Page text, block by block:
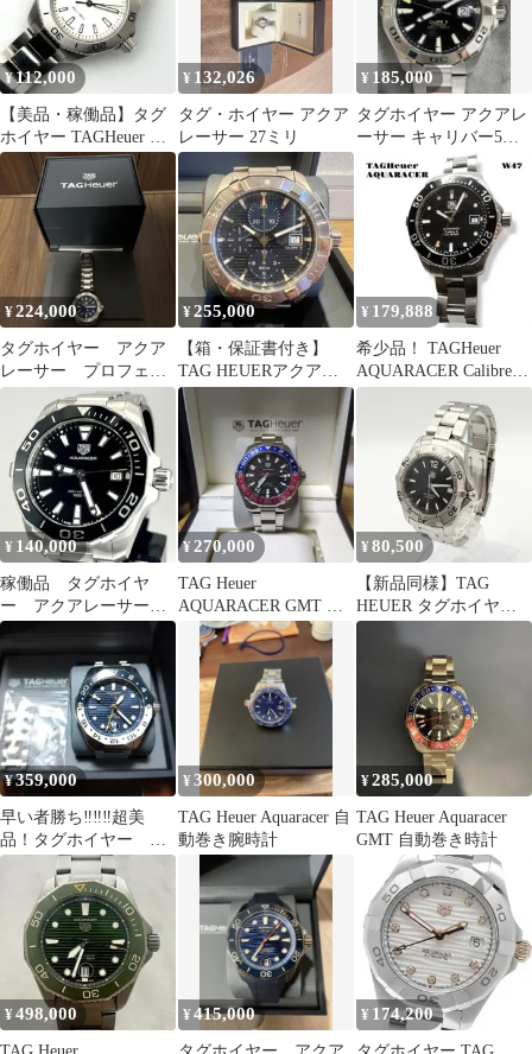
¥112,000
【美品・稼働品】タグ
ホイヤー TAGHeuer ア
クアレーサー WBP1411
¥ 132,026
タグ・ホイヤー アクア
レーサー 27ミリ
¥ 185,000
タグホイヤー アクアレ
ーサー キャリバー5
WAY2010 自動巻き 極
美品
¥224,000
タグホイヤー アクア
レーサー プロフェッ
ショナル200ソーラーグ
¥255,000
【箱・保証書付き】
TAG HEUERアクアレ
ーサーCAY2112.BA0927
¥ 179,888
希少品！ TAGHeuer
AQUARACER Calibre5
オートマチック
¥ 140,000
稼働品 タグホイヤ
ー アクアレーサー
WAY111A メンズ クォ
ーツ デイト
¥270,000
TAG Heuer
AQUARACER GMT 自
動巻き腕時計
¥80,500
【新品同様】TAG
HEUER タグホイヤー
アクアレーサー 300M
ブラック メンズ QZ
¥359,000
早い者勝ち‼️‼️‼️超美
品！タグホイヤー ア
クアレーサー GMT 自
動巻き
¥300,000
TAG Heuer Aquaracer 自
動巻き腕時計
¥285,000
TAG Heuer Aquaracer
GMT 自動巻き時計
¥498,000 ¥415,000 ¥ 174,200